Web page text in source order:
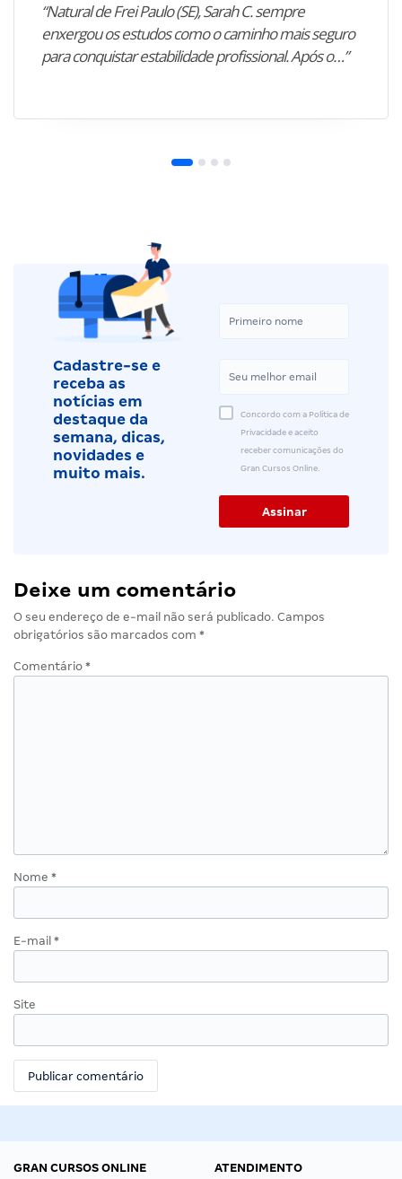
“Natural de Frei Paulo (SE), Sarah C. sempre
enxergou os estudos como o caminho mais seguro
para conquistar estabilidade profissional. Após o…”
Cadastre-se e
receba as
notícias em
destaque da
semana, dicas,
novidades e
muito mais.
Concordo com a Política de
Privacidade e aceito
receber comunicações do
Gran Cursos Online.
Deixe um comentário
O seu endereço de e-mail não será publicado. Campos
obrigatórios são marcados com *
Comentário *
Nome *
E-mail *
Site
GRAN CURSOS ONLINE
ATENDIMENTO